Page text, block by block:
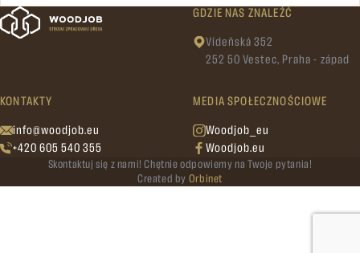
GDZIE NAS ZNALEŹĆ
Vídeňská 352
252 50 Vestec, Praha - západ
KONTAKTY
info@woodjob.eu
+420 605 540 355
MEDIA SPOŁECZNOŚCIOWE
Woodjob_eu
Woodjob.eu
Skontaktuj się z nami! Chętnie odpowiemy na Twoje pytania!
Created by Orbinet